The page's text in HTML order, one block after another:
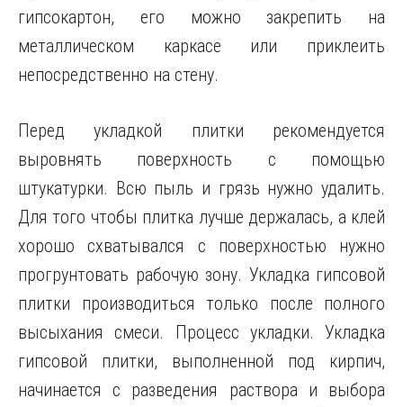
гипсокартон, его можно закрепить на
металлическом каркасе или приклеить
непосредственно на стену.
Перед укладкой плитки рекомендуется
выровнять поверхность с помощью
штукатурки. Всю пыль и грязь нужно удалить.
Для того чтобы плитка лучше держалась, а клей
хорошо схватывался с поверхностью нужно
прогрунтовать рабочую зону. Укладка гипсовой
плитки производиться только после полного
высыхания смеси. Процесс укладки. Укладка
гипсовой плитки, выполненной под кирпич,
начинается с разведения раствора и выбора